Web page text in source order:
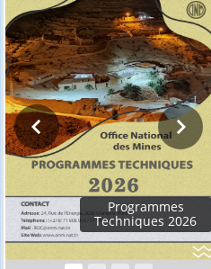
Rapport d'activités
2024